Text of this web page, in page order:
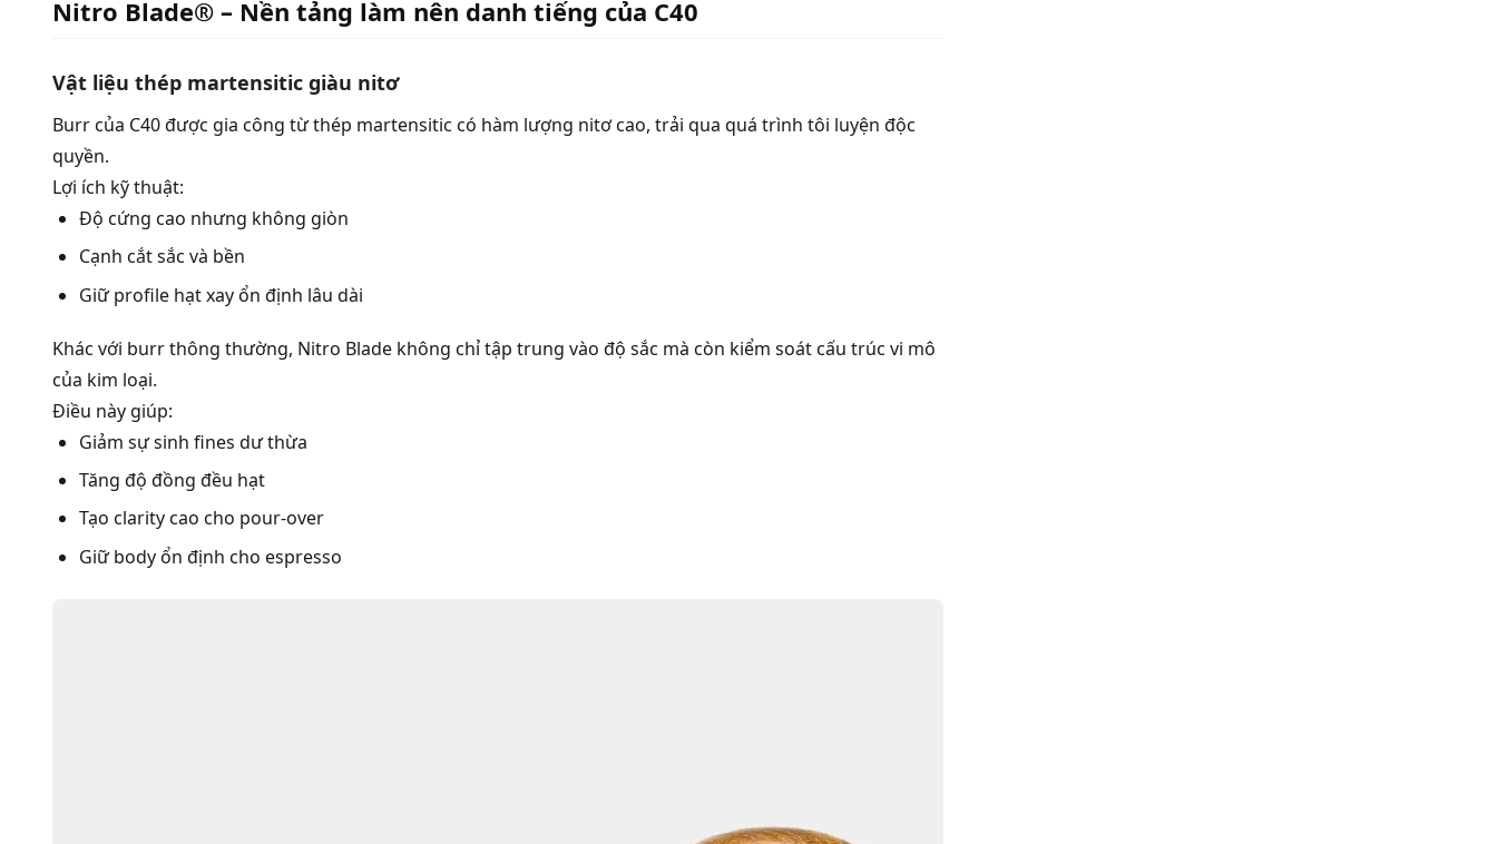
Nitro Blade® – Nền tảng làm nên danh tiếng của C40
Vật liệu thép martensitic giàu nitơ
Burr của C40 được gia công từ thép martensitic có hàm lượng nitơ cao, trải qua quá trình tôi luyện độc
quyền.
Lợi ích kỹ thuật:
Độ cứng cao nhưng không giòn
Cạnh cắt sắc và bền
Giữ profile hạt xay ổn định lâu dài
Khác với burr thông thường, Nitro Blade không chỉ tập trung vào độ sắc mà còn kiểm soát cấu trúc vi mô
của kim loại.
Điều này giúp:
Giảm sự sinh fines dư thừa
Tăng độ đồng đều hạt
Tạo clarity cao cho pour-over
Giữ body ổn định cho espresso